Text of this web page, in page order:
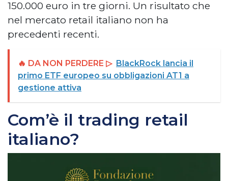
150.000 euro in tre giorni. Un risultato che
nel mercato retail italiano non ha
precedenti recenti.
🔥 DA NON PERDERE ▷ BlackRock lancia il
primo ETF europeo su obbligazioni AT1 a
gestione attiva
Com’è il trading retail
italiano?